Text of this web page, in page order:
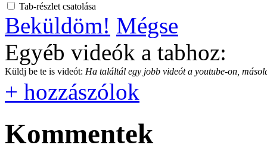
Tab-részlet csatolása
Beküldöm! Mégse
Egyéb videók a tabhoz:
Küldj be te is videót: Ha találtál egy jobb videót a youtube-on,
+ hozzászólok
Kommentek